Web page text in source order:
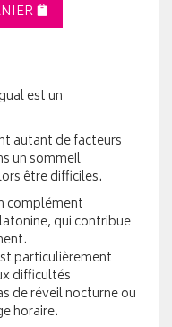
est un
autant de facteurs
un sommeil
être difficiles.
complément
qui contribue
particulièrement
difficultés
de réveil nocturne ou
horaire.